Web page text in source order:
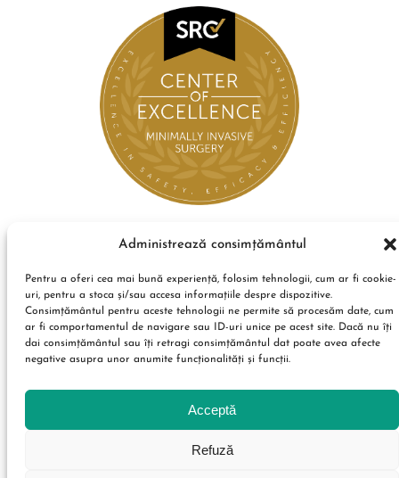
Administrează consimțământul
Pentru a oferi cea mai bună experiență, folosim tehnologii, cum ar fi cookie-
uri, pentru a stoca și/sau accesa informațiile despre dispozitive.
Consimțământul pentru aceste tehnologii ne permite să procesăm date, cum
ar fi comportamentul de navigare sau ID-uri unice pe acest site. Dacă nu îți
dai consimțământul sau îți retragi consimțământul dat poate avea afecte
negative asupra unor anumite funcționalități și funcții.
Acceptă
Refuză
Politica de confidențialitate